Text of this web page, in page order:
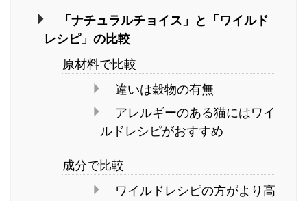
「ナチュラルチョイス」と「ワイルド
レシピ」の比較
原材料で比較
違いは穀物の有無
アレルギーのある猫にはワイ
ルドレシピがおすすめ
成分で比較
ワイルドレシピの方がより高